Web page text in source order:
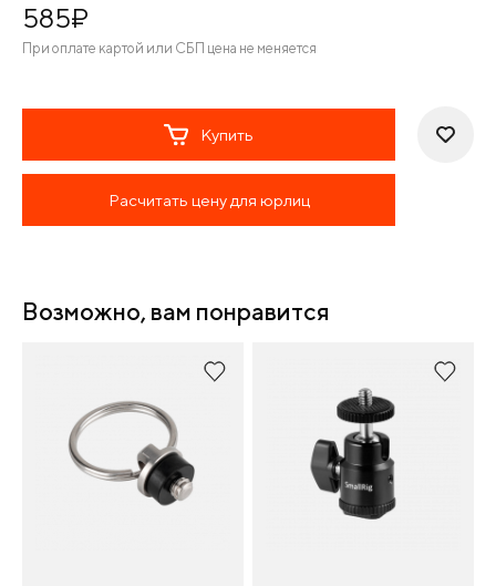
585¤
При оплате картой или СБП цена не меняется
Купить
Расчитать цену для юрлиц
Возможно, вам понравится